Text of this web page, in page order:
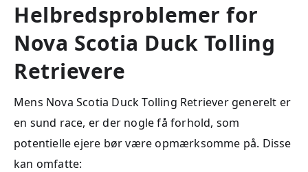
Helbredsproblemer for
Nova Scotia Duck Tolling
Retrievere
Mens Nova Scotia Duck Tolling Retriever generelt er
en sund race, er der nogle få forhold, som
potentielle ejere bør være opmærksomme på. Disse
kan omfatte: